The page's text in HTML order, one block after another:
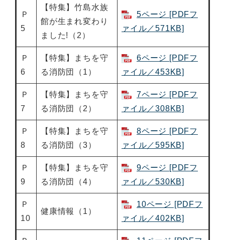
Ｐ
5
【特集】竹島水族
館が生まれ変わり
ました!（2）
5ページ [PDFフ
ァイル／571KB]
Ｐ
6
【特集】まちを守
る消防団（1）
6ページ [PDFフ
ァイル／453KB]
Ｐ
7
【特集】まちを守
る消防団（2）
7ページ [PDFフ
ァイル／308KB]
Ｐ
8
【特集】まちを守
る消防団（3）
8ページ [PDFフ
ァイル／595KB]
Ｐ
9
【特集】まちを守
る消防団（4）
9ページ [PDFフ
ァイル／530KB]
Ｐ
10
健康情報（1）
10ページ [PDFフ
ァイル／402KB]